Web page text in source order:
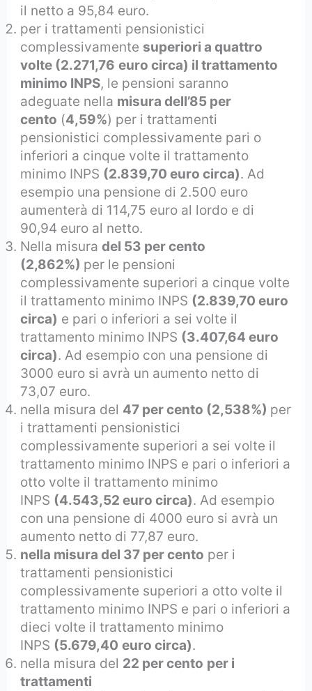
il netto a 95,84 euro.
per i trattamenti pensionistici
complessivamente superiori a quattro
volte (2.271,76 euro circa) il trattamento
minimo INPS, le pensioni saranno
adeguate nella misura dell’85 per
cento (4,59%) per i trattamenti
pensionistici complessivamente pari o
inferiori a cinque volte il trattamento
minimo INPS (2.839,70 euro circa). Ad
esempio una pensione di 2.500 euro
aumenterà di 114,75 euro al lordo e di
90,94 euro al netto.
Nella misuradel 53 per cento
(2,862%) per le pensioni
complessivamente superiori a cinque volte
il trattamento minimo INPS (2.839,70 euro
circa) e pari o inferiori a sei volte il
trattamento minimo INPS (3.407,64 euro
circa). Ad esempio con una pensione di
3000 euro si avrà un aumento netto di
73,07 euro.
nella misura del 47 per cento (2,538%) per
i trattamenti pensionistici
complessivamente superiori a sei volte il
trattamento minimo INPS e pari o inferiori a
otto volte il trattamento minimo
INPS (4.543,52 euro circa). Ad esempio
con una pensione di 4000 euro si avrà un
aumento netto di 77,87 euro.
nella misura del 37 per cento per i
trattamenti pensionistici
complessivamente superiori a otto volte il
trattamento minimo INPS e pari o inferiori a
dieci volte il trattamento minimo
INPS (5.679,40 euro circa).
nella misura del 22 per cento per i
trattamenti